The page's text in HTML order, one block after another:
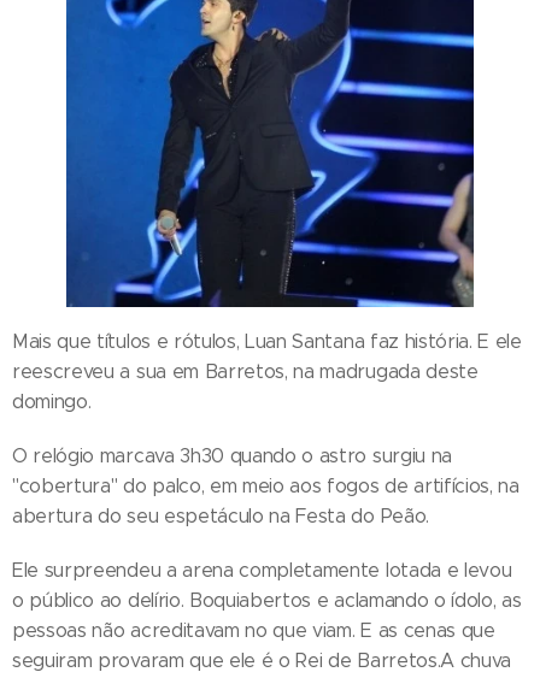
Mais que títulos e rótulos, Luan Santana faz história. E ele
reescreveu a sua em Barretos, na madrugada deste
domingo.
O relógio marcava 3h30 quando o astro surgiu na
"cobertura" do palco, em meio aos fogos de artifícios, na
abertura do seu espetáculo na Festa do Peão.
Ele surpreendeu a arena completamente lotada e levou
o público ao delírio. Boquiabertos e aclamando o ídolo, as
pessoas não acreditavam no que viam. E as cenas que
seguiram provaram que ele é o Rei de Barretos.A chuva